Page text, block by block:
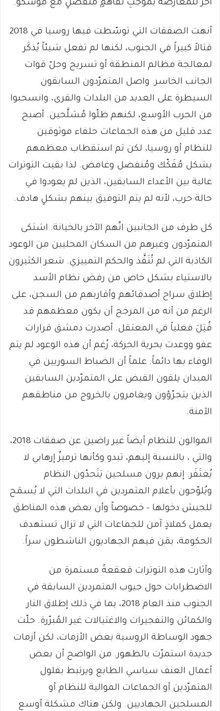
آخر للمعارضة بموجبِ تفاهمٍ مُنفصلٍ مع موسكو.
أنهت الصفقات التي توسّطت فيها روسيا في 2018
قتالاً كبيراً في الجنوب، لكنها لم تفعل شيئاً يُذكَر
لمعالجة مظالم المنطقة أو تسريح وحلّ قوات
الجانب الخاسر. واصل المتمرّدون السابقون
السيطرة على العديد من البلدات والقرى، وانسحبوا
من الحرب الأوسع، لكنهم ظلّوا مُسَلَّحين. أصبح
عدد قليل من هذه الجماعات حلفاء موثوقين
للنظام أو روسيا، لكن تم استقطاب معظمهم
بشكل مُفَكّك ومُنفصل وغامض. لذا بقيت التوترات
عالية بين الأعداء السابقين، الذين لم يعودوا في
حالة حرب، لأنه لم يتم التوفيق بينهم بشكلٍ هادف.
كل طرف من الجانبين اتّهم الآخر بالخيانة. اشتكى
المتمرّدون وغيرهم من السكان المحليين من الوعود
الكاذبة التي لم تُنَفَّذ والحكم التمييزي. شعر الكثيرون
بالاستياء بشكل خاص من رفض نظام الأسد
إطلاق سراح أصدقائهم وأقاربهم من السجن، على
الرغم من أنه من المرجح أن يكون معظمهم قد
قُتِلَ فعلياً في المعتقل. أصدرت دمشق قرارات
عفو ووعدت بحرية الحركة، رُغم أن هذه الوعود لم يتم
الوفاء بها دائماً. علماً أن الضباط السوريين في
الميدان يلقون القبض على المتمرّدين السابقين
الذين يتجرّؤون ويغامرون بالخروج من مناطقهم
الآمنة.
الموالون للنظام أيضاً غير راضين عن صفقات 2018،
والتي ، بالنسبة إليهم، تبدو وكأنها ترميزٌ إرهابي لا
يُغتَفَر. إنهم يرون مسلحين يَتَحدّون النظام
ويُلوّحون بأعلام المتمردين في البلدات التي لا يُسمَح
للجيش دخولها – خصوصاً وأن بعض هذه المناطق
يعمل كملاذٍ آمن للجماعات التي لا تزال تستهدف
الحكومة، بمَن فيهم الجهاديون الناشطون سراً.
وأثارت هذه التوترات قعقعةً مستمرة من
الاضطرابات حول جيوب المتمردين السابقة في
الجنوب منذ العام 2018، بما في ذلك إطلاق النار
والكمائن والتفجيرات والاغتيالات غير المُبرّرة. حلّت
جهود الوساطة الروسية بعض الأزمات، لكن أزمات
جديدة استمرّت بالظهور. من الواضح أن بعض
أعمال العنف سياسي الطابع ويرتبط بفلول
المتمرّدين أو الجماعات الموالية للنظام أو
المسلحين الجهاديين. ولكن هناك مشكلة أوسع